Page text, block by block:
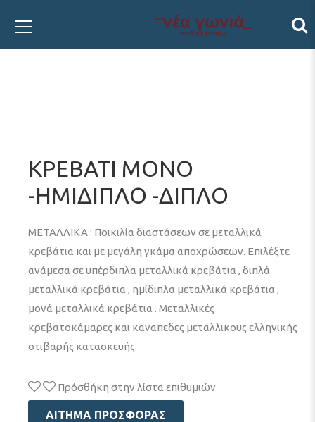
ΚΡΕΒΑΤΙ ΜΟΝΟ
-ΗΜΙΔΙΠΛΟ -ΔΙΠΛΟ
ΜΕΤΑΛΛΙΚΑ : Ποικιλία διαστάσεων σε μεταλλικά
κρεβάτια και με μεγάλη γκάμα αποχρώσεων. Επιλέξτε
ανάμεσα σε υπέρδιπλα μεταλλικά κρεβάτια , διπλά
μεταλλικά κρεβάτια , ημίδιπλα μεταλλικά κρεβάτια ,
μονά μεταλλικά κρεβάτια . Μεταλλικές
κρεβατοκάμαρες και καναπεδες μεταλλικους ελληνικής
στιβαρής κατασκευής.
Πρόσθήκη στην λίστα επιθυμιών
ΑΊΤΗΜΑ ΠΡΟΣΦΟΡΆΣ